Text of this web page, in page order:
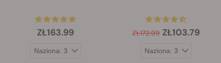
ZŁ163.99 ZŁ172.99 ZŁ103.79